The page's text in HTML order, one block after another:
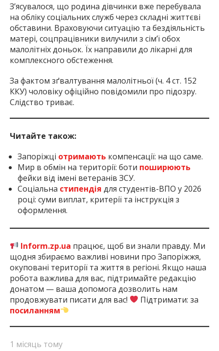
З’ясувалося, що родина дівчинки вже перебувала
на обліку соціальних служб через складні життєві
обставини. Враховуючи ситуацію та бездіяльність
матері, соцпрацівники вилучили з сім’ї обох
малолітніх доньок. Їх направили до лікарні для
комплексного обстеження.
За фактом зґвалтування малолітньої (ч. 4 ст. 152
ККУ) чоловіку офіційно повідомили про підозру.
Слідство триває.
Читайте також:
Запоріжці отримають компенсації: на що саме.
Мир в обмін на території: боти поширюють
фейки від імені ветеранів ЗСУ.
Соціальна стипендія для студентів-ВПО у 2026
році: суми виплат, критерії та інструкція з
оформлення.
Inform.zp.ua працює, щоб ви знали правду. Ми
щодня збираємо важливі новини про Запоріжжя,
окуповані території та життя в регіоні. Якщо наша
робота важлива для вас, підтримайте редакцію
донатом — ваша допомога дозволить нам
продовжувати писати для вас!
Підтримати: за
посиланням
1 місяць тому